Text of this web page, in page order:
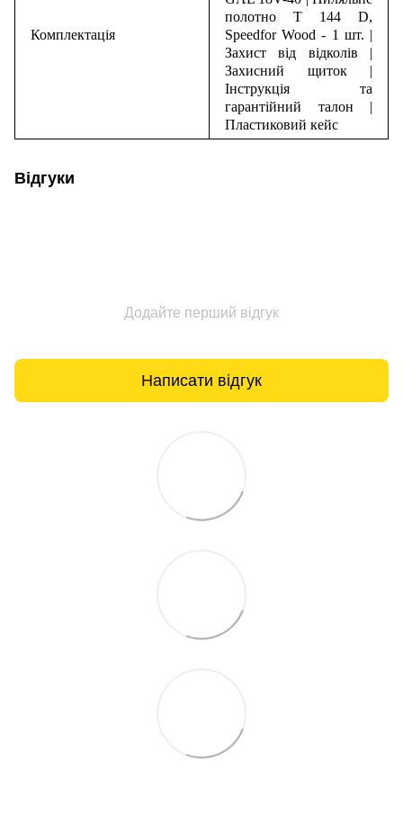
Комплектація
полотно T 144 D,
Speedfor Wood - 1 шт. |
Захист від відколів |
Захисний щиток |
Інструкція та
гарантійний талон |
Пластиковий кейс
Відгуки
Додайте перший відгук
Написати відгук